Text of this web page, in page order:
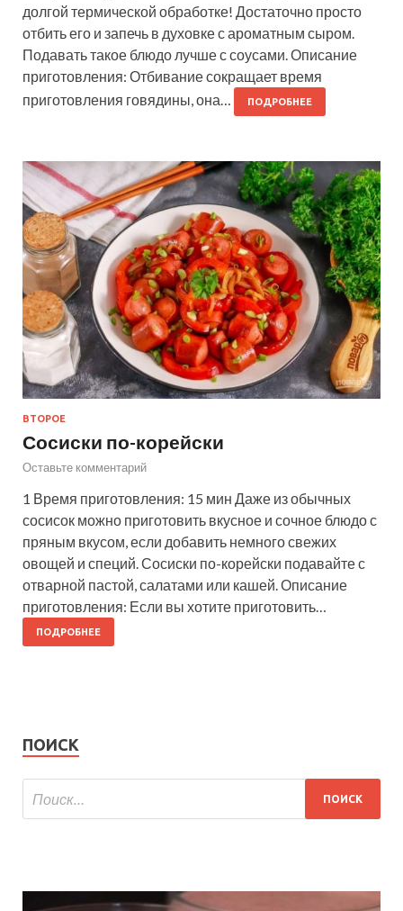
долгой термической обработке! Достаточно просто
отбить его и запечь в духовке с ароматным сыром.
Подавать такое блюдо лучше с соусами. Описание
приготовления: Отбивание сокращает время
приготовления говядины, она…
ПОДРОБНЕЕ
ВТОРОЕ
Сосиски по-корейски
Оставьте комментарий
1 Время приготовления: 15 мин Даже из обычных
сосисок можно приготовить вкусное и сочное блюдо с
пряным вкусом, если добавить немного свежих
овощей и специй. Сосиски по-корейски подавайте с
отварной пастой, салатами или кашей. Описание
приготовления: Если вы хотите приготовить…
ПОДРОБНЕЕ
ПОИСК